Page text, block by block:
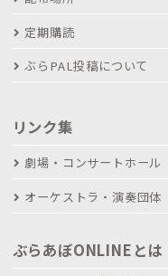
定期購読
ぶらPAL投稿について
リンク集
劇場・コンサートホール
オーケストラ・演奏団体
ぶらあぼONLINEとは